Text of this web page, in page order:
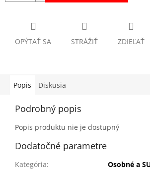
OPÝTAŤ SA STRÁŽIŤ ZDIEĽAŤ
Popis Diskusia
Podrobný popis
Popis produktu nie je dostupný
Dodatočné parametre
Kategória:
Osobné a